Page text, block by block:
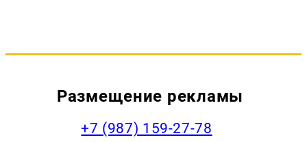
Размещение рекламы
+7 (987) 159-27-78